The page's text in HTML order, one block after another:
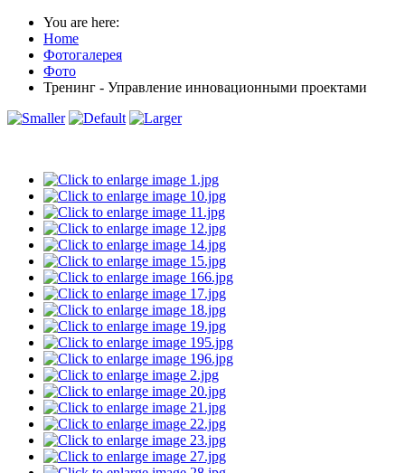
You are here:
Home
Фотогалерея
Фото
Тренинг - Управление инновационными проектами